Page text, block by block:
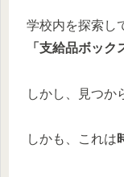
学校内を探索し
「支給品ボック
しかし、見つか
しかも、これは